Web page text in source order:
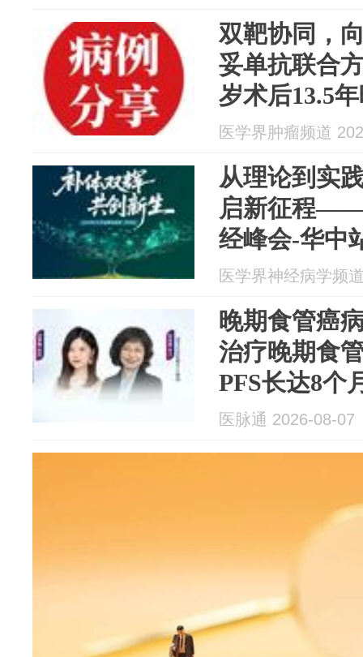
双靶协同，
妥单抗联合
岁术后13.5
性乳腺癌患
医学界肿瘤频道
从理论到实
启新征程
经峰会-华中
医学界神经病学频
晚期食管癌
治疗晚期食
PFS长达8个
医脉通 2026-08-07